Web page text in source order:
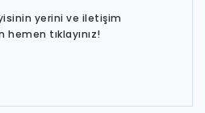
yerini ve iletişim
tıklayınız!